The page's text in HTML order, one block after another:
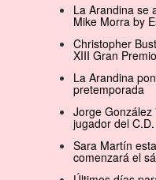
La Arandina se
Mike Morra by
Christopher
XIII Gran
La Arandina
pretemporada
Jorge González
jugador del
Sara Martín
comenzará el